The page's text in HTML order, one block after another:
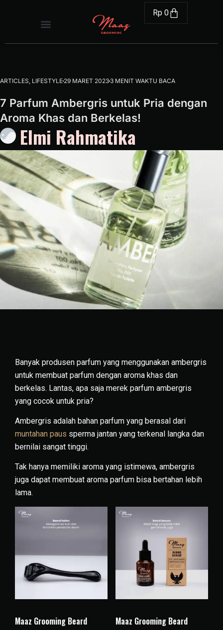
Rp 0
ARTICLES LIFESTYLE 29 MARET 2023 3 MENIT WAKTU BACA
7 Parfum Ambergris untuk Pria dengan
Aroma Khas dan Berkelas!
Elmi Rahmatika
Banyak produsen parfum yang menggunakan ambergris
untuk membuat parfum dengan aroma khas dan
berkelas. Lantas, apa saja merek parfum ambergris
yang cocok untuk pria?
Ambergris adalah bahan parfum yang berasal dari
muntahan paus sperma jantan yang terkenal langka dan
bernilai sangat tinggi.
Tak hanya memiliki aroma yang istimewa, ambergris
juga dapat membuat aroma parfum bisa bertahan lebih
lama.
Maaz Grooming Beard
Maaz Grooming Beard